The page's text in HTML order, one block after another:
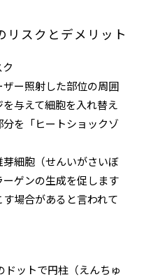
リスクとデメリット
ー照射した部位の周囲
与えて細胞を入れ替え
を「ヒートショックゾ
細胞（せんいがさいぼ
ゲンの生成を促します
場合があると言われて
ドットで円柱（えんちゅ